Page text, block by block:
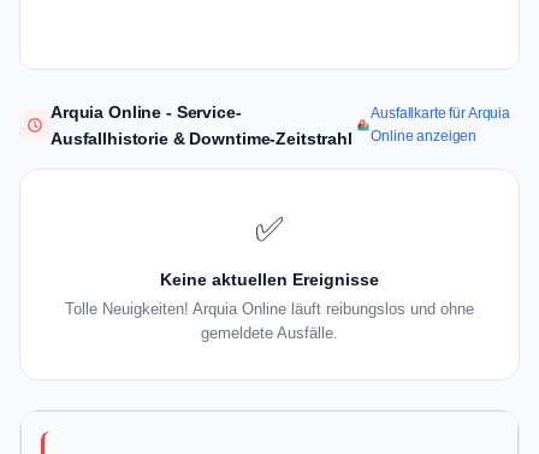
Arquia Online - Service-
Ausfallhistorie & Downtime-Zeitstrahl
Ausfallkarte für Arquia
Online anzeigen
✅
Keine aktuellen Ereignisse
Tolle Neuigkeiten! Arquia Online läuft reibungslos und ohne
gemeldete Ausfälle.